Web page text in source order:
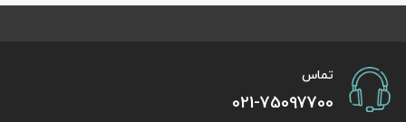
تماس
021-75097700